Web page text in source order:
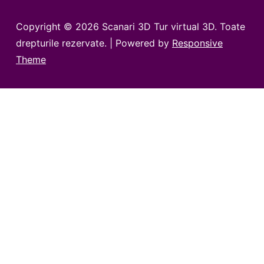
Copyright © 2026 Scanari 3D Tur virtual 3D. Toate
drepturile rezervate.
| Powered by Responsive
Theme